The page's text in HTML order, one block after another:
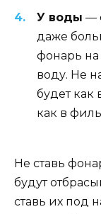
У воды —
даже
фонарь на
воду. Не
будет как
как в
Не ставь
будут
ставь их под